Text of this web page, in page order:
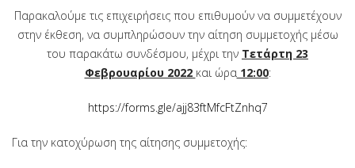
Παρακαλούμε τις επιχειρήσεις που επιθυμούν να συμμετέχουν
στην έκθεση, να συμπληρώσουν την αίτηση συμμετοχής μέσω
του παρακάτω συνδέσμου, μέχρι την Τετάρτη 23
Φεβρουαρίου 2022 και ώρα 12:00:
https://forms.gle/ajj83ftMfcFtZnhq7
Για την κατοχύρωση της αίτησης συμμετοχής: